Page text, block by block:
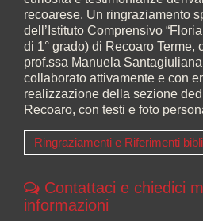
recoarese. Un ringraziamento
dell’Istituto Comprensivo
di 1° grado) di Recoaro Terme,
prof.ssa Manuela
collaborato attivamente e con
realizzazione della sezione
Recoaro, con testi e foto
Ringraziamenti e Riferimenti
Contattaci e chiedici
informazioni